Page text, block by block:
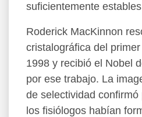
suficientemente
Roderick MacKinnon
cristalográfica del
1998 y recibió el Nobel
por ese trabajo. La
de selectividad
los fisiólogos habían